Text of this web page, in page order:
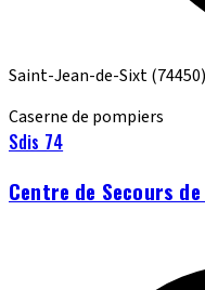
Saint-Jean-de-Sixt(74450)
Caserne de pompiers
Sdis 74
Centre de Secours